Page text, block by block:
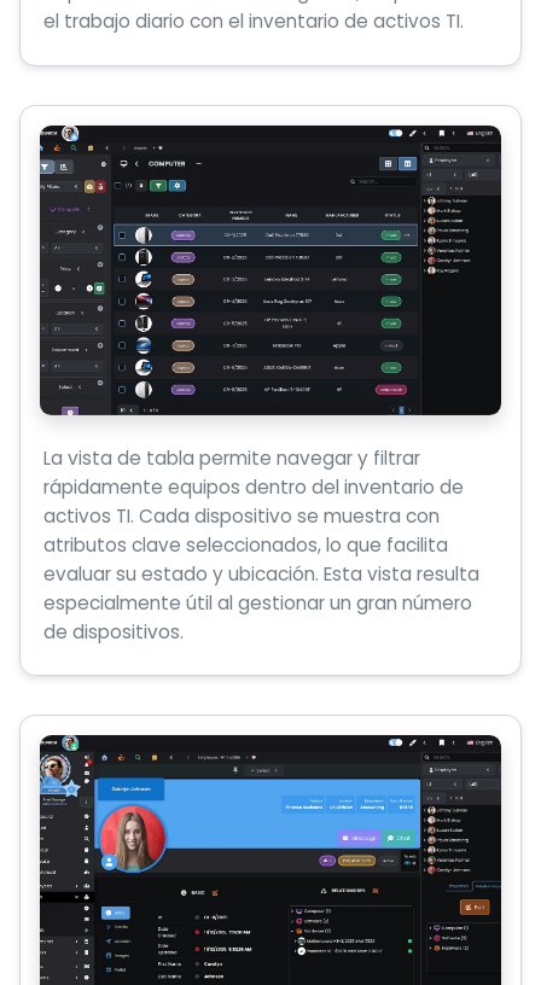
el trabajo diario con el inventario de activos TI.
La vista de tabla permite navegar y filtrar
rápidamente equipos dentro del inventario de
activos TI. Cada dispositivo se muestra con
atributos clave seleccionados, lo que facilita
evaluar su estado y ubicación. Esta vista resulta
especialmente útil al gestionar un gran número
de dispositivos.